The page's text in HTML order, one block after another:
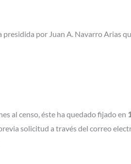
por Juan A. Navarro Arias
al censo, éste ha quedado fijado en
solicitud a través del correo